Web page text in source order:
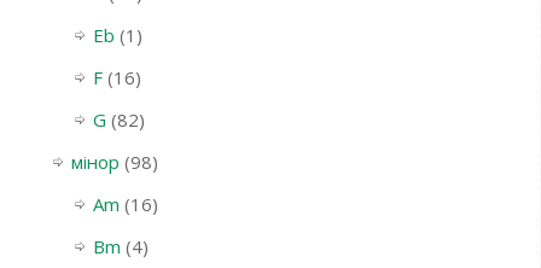
Eb (1)
F(16)
G (82)
мінор (98)
Am (16)
Bm (4)